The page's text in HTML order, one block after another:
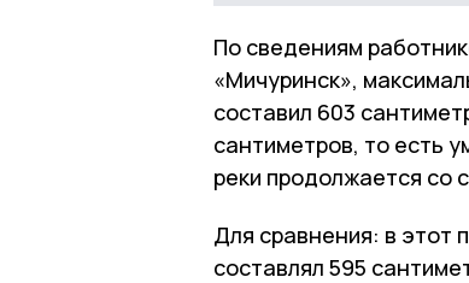
По сведениям
«Мичуринск»,
составил 603
сантиметров, то есть
реки продолжается со
Для сравнения: в этот
составлял 595